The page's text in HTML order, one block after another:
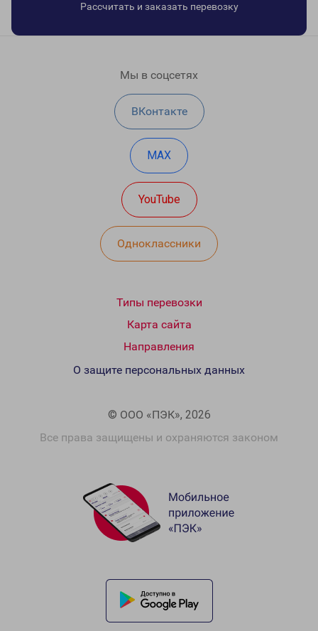
Рассчитать и заказать перевозку
Мы в соцсетях
ВКонтакте
MAX
YouTube
Одноклассники
Типы перевозки
Карта сайта
Направления
© ООО «ПЭК», 2026
Все права защищены и охраняются законом
О защите персональных данных